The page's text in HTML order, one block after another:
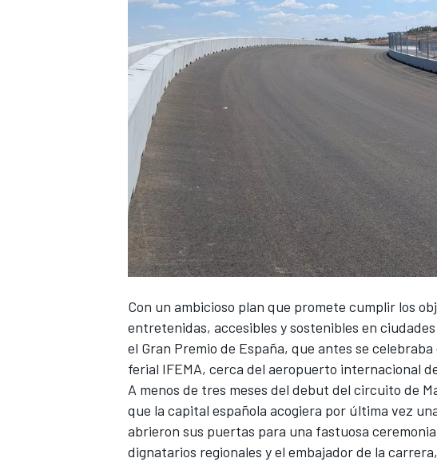
NASCAR CUP
FÓRMULA E
Con un ambicioso plan que promete cumplir los
entretenidas, accesibles y sostenibles en
el Gran Premio de España, que antes se
ferial IFEMA, cerca del aeropuerto internacional
A menos de tres meses del debut del circuito de
que la capital española acogiera por última vez
abrieron sus puertas para una fastuosa
dignatarios regionales y el embajador de la carrera,